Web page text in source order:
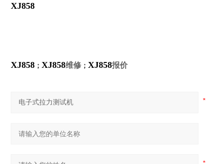
XJ858
XJ858 ；XJ858维修 ；XJ858报价